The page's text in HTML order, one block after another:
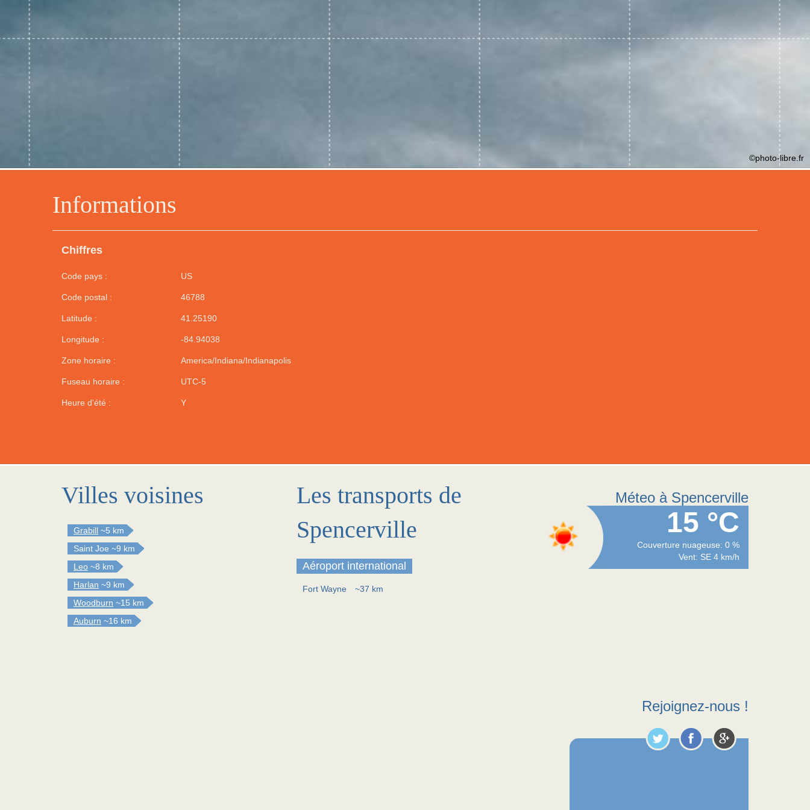
Informations
Chiffres
Code pays : US
Code postal : 46788
Latitude : 41.25190
Longitude : -84.94038
Zone horaire : America/Indiana/Indianapolis
Fuseau horaire : UTC-5
Heure d'été : Y
©photo-libre.fr
Villes voisines
Grabill ~5 km
Saint Joe ~9 km
Leo ~8 km
Harlan ~9 km
Woodburn ~15 km
Auburn ~16 km
Les transports de
Spencerville
Aéroport international
Fort Wayne ~37 km
Méteo à Spencerville
15 °C
Couverture nuageuse: 0 %
Vent: SE 4 km/h
Rejoignez-nous !